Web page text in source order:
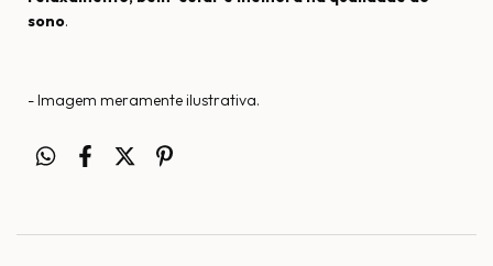
sono.
- Imagem meramente ilustrativa.